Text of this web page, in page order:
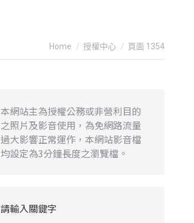
You are here:
Home 授權中心 頁面 1354
本網站主為授權公務或非營利目的
之照片及影音使用，為免網路流量
過大影響正常運作，本網站影音檔
均設定為3分鐘長度之瀏覽檔。
請輸入關鍵字